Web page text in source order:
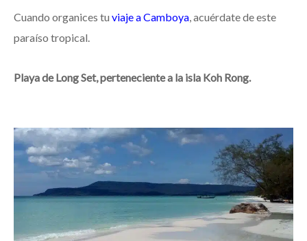
Cuando organices tu viaje a Camboya, acuérdate de este
paraíso tropical.
Playa de Long Set, perteneciente a la isla Koh Rong.